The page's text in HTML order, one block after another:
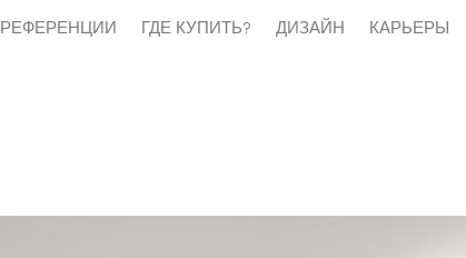
РЕФЕРЕНЦИИ ГДЕ КУПИТЬ? ДИЗАЙН КАРЬЕРЫ